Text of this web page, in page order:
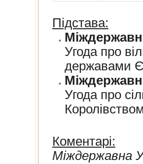
Підстава:
Угода про
державами
Угода про
Коментарі:
Мiждержавна